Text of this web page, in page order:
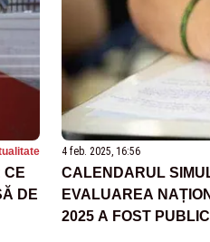
CE
DE
4 feb. 2025, 16:56
CALENDARUL
EVALUAREA
2025 A FOST